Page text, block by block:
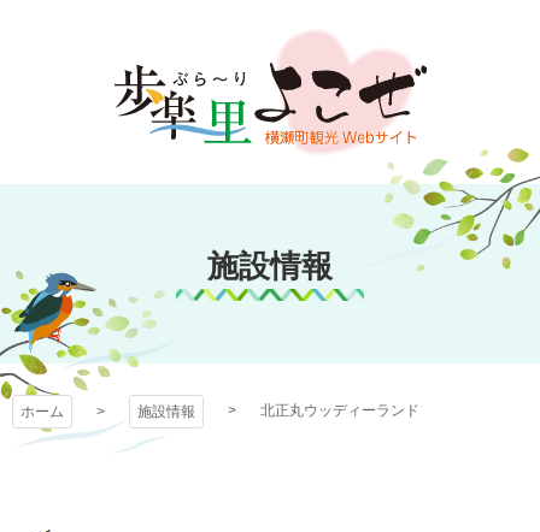
文
キ
プ
歩楽～里（ぶら～
り）よこぜ
施設情報
ホーム 施設情報 北正丸ウッディーランド